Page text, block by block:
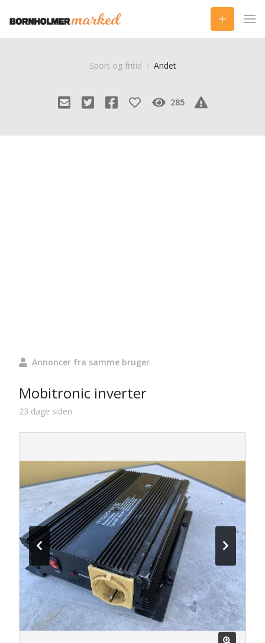
Sport og fritid Andet
285
Annoncer fra samme bruger
Mobitronic inverter
23 dage siden